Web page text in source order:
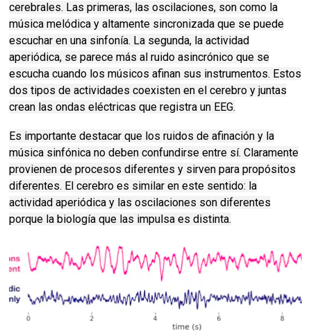
cerebrales. Las primeras, las oscilaciones, son como la
música melódica y altamente sincronizada que se puede
escuchar en una sinfonía. La segunda, la actividad
aperiódica, se parece más al ruido asincrónico que se
escucha cuando los músicos afinan sus instrumentos. Estos
dos tipos de actividades coexisten en el cerebro y juntas
crean las ondas eléctricas que registra un EEG.
Es importante destacar que los ruidos de afinación y la
música sinfónica no deben confundirse entre sí.Claramente
provienen de procesos diferentes y sirven para propósitos
diferentes. El cerebro es similar en este sentido: la
actividad aperiódica y las oscilaciones son diferentes
porque la biología que las impulsa es distinta.